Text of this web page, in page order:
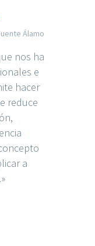
Álamo
nos ha
e
hacer
reduce
a